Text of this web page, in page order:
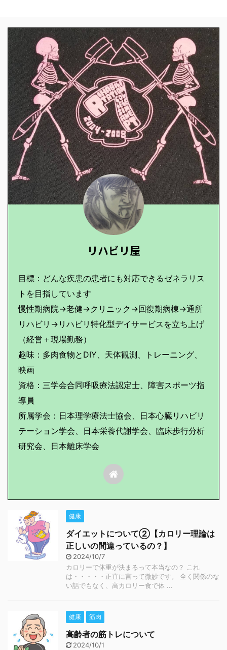
リハビリ屋
目標：どんな疾患の患者にも対応できるゼネラリス
トを目指しています
慢性期病院→老健→クリニック→回復期病棟→通所
リハビリ→リハビリ特化型デイサービスを立ち上げ
（経営＋現場勤務）
趣味：多肉食物とDIY、天体観測、トレーニング、
映画
資格：三学会合同呼吸療法認定士、障害スポーツ指
導員
所属学会：日本理学療法士協会、日本心臓リハビリ
テーション学会、日本栄養代謝学会、臨床歩行分析
研究会、日本離床学会
健康
ダイエットについて②【カロリー理論は
正しいの間違っているの？】
2024/10/7
カロリーで体重が決まるって本当なの？ これ
は・・・・・正直に言って微妙です。 全く関係のな
い話でもなく、高カロリー食で体 ...
健康 筋肉
高齢者の筋トレについて
2024/10/1